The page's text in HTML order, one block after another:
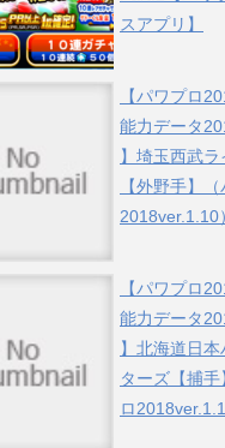
スアプリ】
【パワプロ
能力データ
】埼玉西武
【外野手】
2018ver.1.10）
【パワプロ
能力データ
】北海道日本
ターズ【捕
ロ